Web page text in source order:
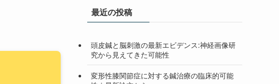
最近の投稿
頭皮鍼と脳刺激の最新エビデンス:神経画像研
究から見えてきた可能性
変形性膝関節症に対する鍼治療の臨床的可能